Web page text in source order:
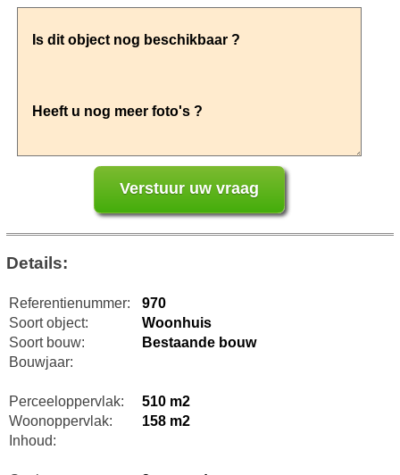
Details:
Referentienummer:
970
Soort object:
Woonhuis
Soort bouw:
Bestaande bouw
Bouwjaar:
Perceeloppervlak:
510 m2
Woonoppervlak:
158 m2
Inhoud: